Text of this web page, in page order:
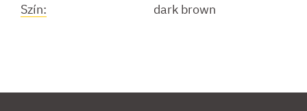
Szín:
dark brown